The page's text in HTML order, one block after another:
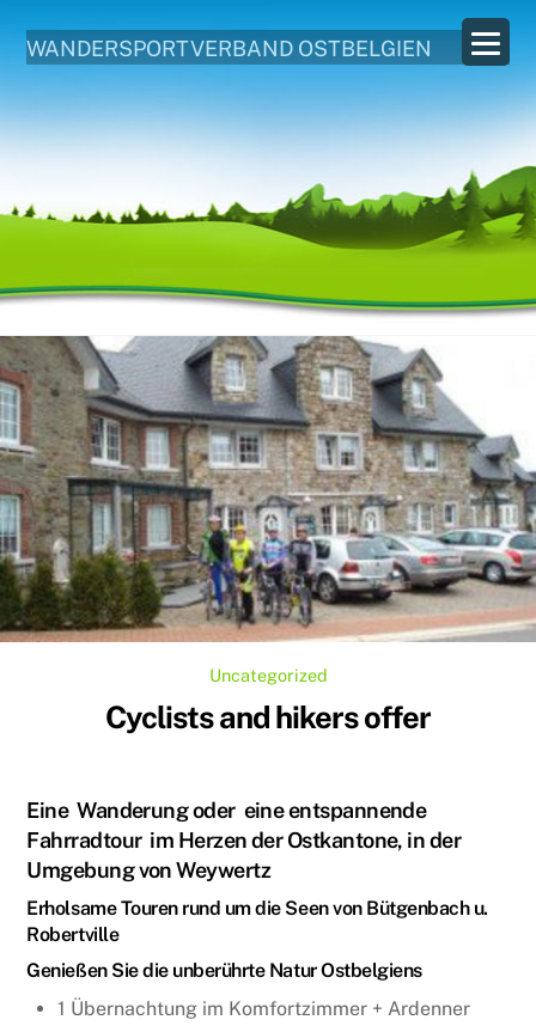
WANDERSPORTVERBAND OSTBELGIEN
Uncategorized
Cyclists and hikers offer
Eine Wanderung oder eine entspannende
Fahrradtour im Herzen der Ostkantone, in der
Umgebung von Weywertz
Erholsame Touren rund um die Seen von Bütgenbach u.
Robertville
Genießen Sie die unberührte Natur Ostbelgiens
1 Übernachtung im Komfortzimmer + Ardenner